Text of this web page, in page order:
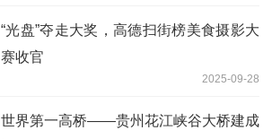
“光盘”夺走大奖，高德扫街榜美食摄影大
赛收官
2025-09-28
世界第一高桥——贵州花江峡谷大桥建成